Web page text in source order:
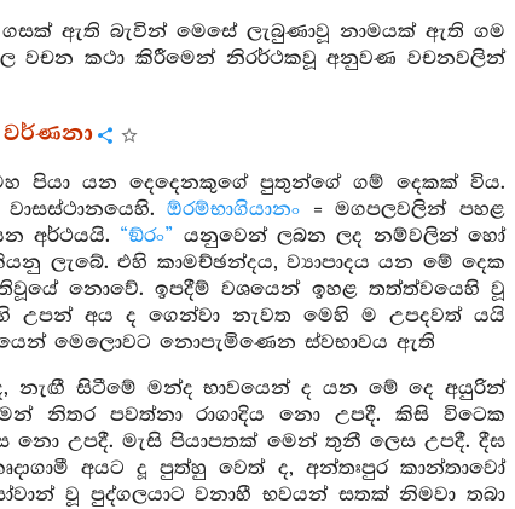
ඇති බැවින් මෙසේ ලැබුණාවූ නාමයක් ඇති ගම
වචන කථා කිරීමෙන් නිරර්ථකවූ අනුවණ වචනවලින්
වර්ණනා
පියා යන දෙදෙනකුගේ පුතුන්ගේ ගම් දෙකක් විය.
ඕරම්භාගියානං = මගපලවලින් පහළ
අර්ථයයි. “ඞ්රං” යනුවෙන් ලබන ලද නම්වලින් හෝ
ලැබේ. එහි කාමච්ඡන්දය, ව්‍යාපාදය යන මේ දෙක
නොවේ. ඉපදීම් වශයෙන් ඉහළ තත්ත්වයෙහි වූ
අය ද ගෙන්වා නැවත මෙහි ම උපදවත් යයි
මෙලොවට නොපැමිණෙන ස්වභාවය ඇති
සිටීමේ මන්ද භාවයෙන් ද යන මේ දෙ අයුරින්
නිතර පවත්නා රාගාදිය නො උපදී. කිසි විටෙක
නො උපදී. මැසි පියාපතක් මෙන් තුනී ලෙස උපදී. දීඝ
අයට දූ පුත්හු වෙත් ද, අන්තඃපුර කාන්තාවෝ
වූ පුද්ගලයාට වනාහී භවයන් සතක් නිමවා තබා